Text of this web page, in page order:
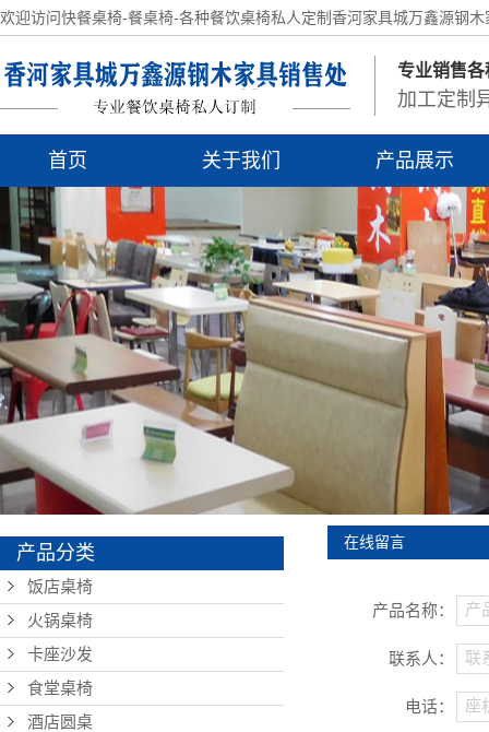
欢迎访问快餐桌椅-餐桌椅-各种餐饮桌椅私人定制香河家具城万鑫源钢
专业销售
加工定制
首页 关于我们
营销网络
产品展示
饭店桌椅
火锅桌椅
卡座沙发
食堂桌椅
酒店圆桌
实木桌椅
岩板餐桌
单椅系列
床铺办公桌
产品分类
饭店桌椅
火锅桌椅
卡座沙发
食堂桌椅
酒店圆桌
在线留言
产品名称： 产
联系人： 联
电话： 座